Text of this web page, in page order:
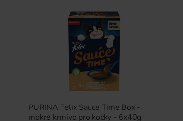
PURINA Felix Sauce Time Box -
mokré krmivo pro kočky - 6x40g